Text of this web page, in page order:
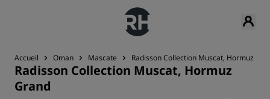
Accueil Oman Mascate Radisson Collection Muscat, Hormuz
Radisson Collection Muscat, Hormuz
Grand